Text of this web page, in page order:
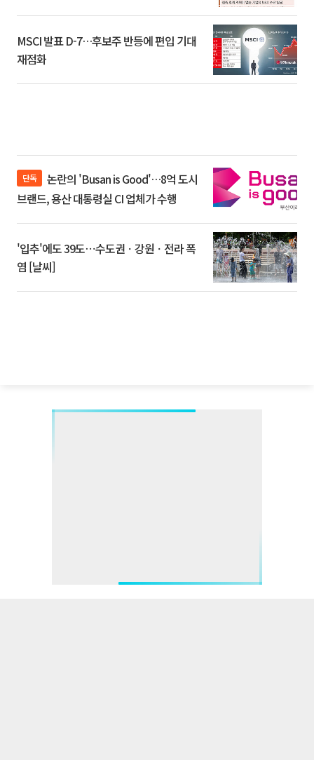
MSCI 발표 D-7…후보주 반등에 편입 기대
재점화
단독
브랜드, 용산 대통령실 CI 업체가 수행
'입추'에도 39도⋯수도권ㆍ강원ㆍ전라 폭
염 [날씨]